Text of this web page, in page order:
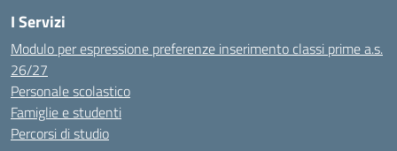
I Servizi
Modulo per espressione preferenze inserimento classi prime a.s.
26/27
Personale scolastico
Famiglie e studenti
Percorsi di studio